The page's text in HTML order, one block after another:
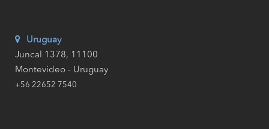
Uruguay
Juncal 1378, 11100
Montevideo - Uruguay
+56 22652 7540